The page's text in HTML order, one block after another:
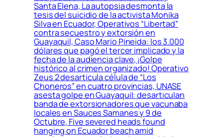
Santa Elena, La autopsia desmonta la
tesis del suicidio de la activista Monika
Silva en Ecuador, Operativos “Libertad”
contra secuestro y extorsión en
Guayaquil, Caso Mario Pineida: los 3.000
dólares que pagó el tercer implicado y la
fecha de la audiencia clave, ¡Golpe
histórico al crimen organizado! Operativo
Zeus 2 desarticula célula de “Los
Choneros” en cuatro provincias, UNASE
asesta golpe en Guayaquil: desarticulan
banda de extorsionadores que vacunaba
locales en Sauces Samanes y 9 de
Octubre, Five severed heads found
hanging on Ecuador beach amid